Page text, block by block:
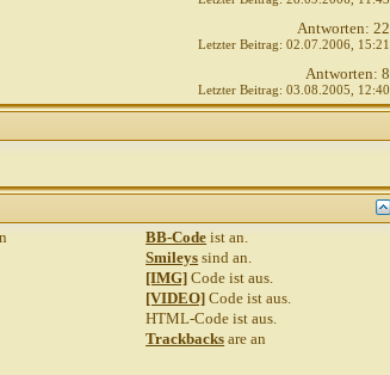
Antworten: 22
Letzter Beitrag: 02.07.2006, 15:21
Antworten: 8
Letzter Beitrag: 03.08.2005, 12:40
BB-Code istan.
Smileys sindan.
[IMG] Code istaus.
[VIDEO] Code istaus.
HTML-Code istaus.
Trackbacks arean